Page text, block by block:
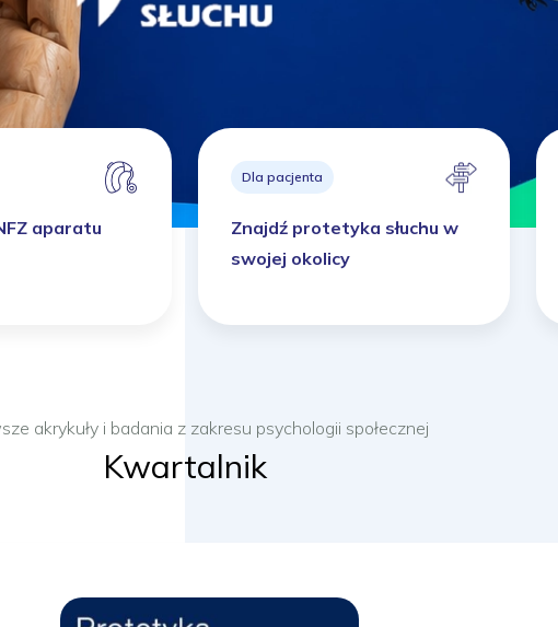
aparatu
Dla pacjenta
Znajdź protetyka słuchu w
swojej okolicy
akrykuły i badania z zakresu psychologii społecznej
Kwartalnik